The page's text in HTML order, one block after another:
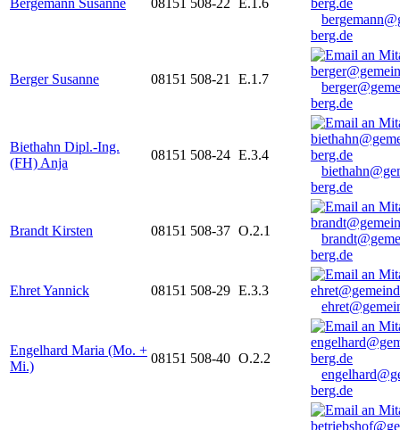
Bergemann Susanne 08151 508-22 E.1.6
berg.de
Berger Susanne 08151 508-21 E.1.7
berg.de
Biethahn Dipl.-Ing.
(FH) Anja
08151 508-24 E.3.4
berg.de
Brandt Kirsten 08151 508-37 O.2.1
berg.de
Ehret Yannick 08151 508-29 E.3.3
Engelhard Maria (Mo. +
Mi.)
08151 508-40 O.2.2
berg.de